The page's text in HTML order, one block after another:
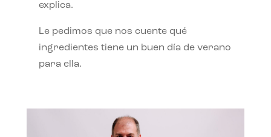
explica.
Le pedimos que nos cuente qué
ingredientes tiene un buen día de verano
para ella.